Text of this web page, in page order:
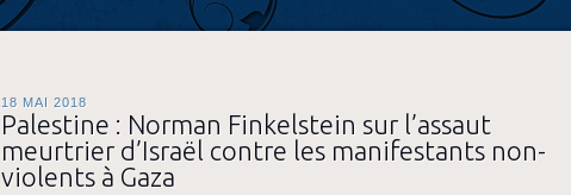
18 MAI 2018
Palestine : Norman Finkelstein sur l’assaut
meurtrier d’Israël contre les manifestants non-
violents à Gaza